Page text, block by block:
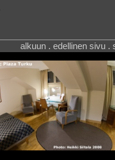
alkuun . edellinen sivu .